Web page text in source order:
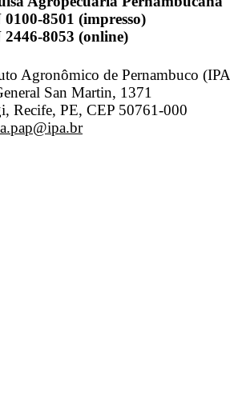
0100-8501 (impresso)
2446-8053 (online)
Agronômico de Pernambuco
San Martin, 1371
Recife, PE, CEP 50761-000